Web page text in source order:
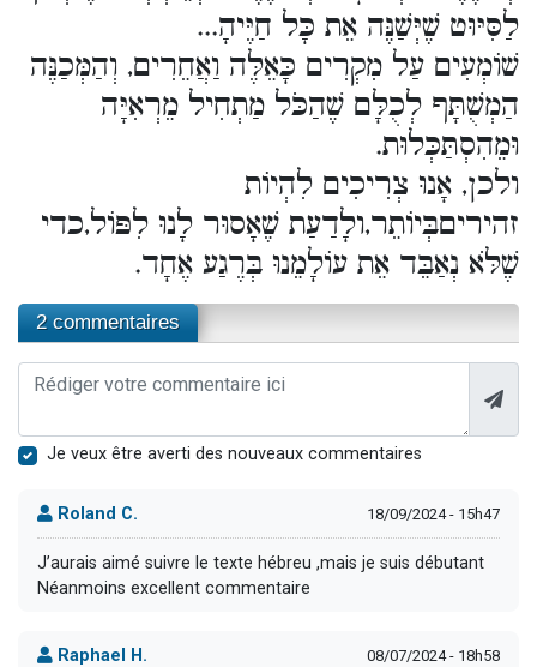
לַסִּיּוּט שֶׁיְּשַׁנֶּה אֵת כָּל חַיֶּיהָ...
שׁוֹמְעִים עַל מִקְרִים כָּאֵלֶּה וַאֲחֵרִים, וְהַמְּכַנֶּה
הַמְשֻׁתָּף לְכֻלָּם שֶׁהַכֹּל מַתְחִיל מֵרְאִיָּה
וּמֵהִסְתַּכְּלוּת.
ולכן, אָנוּ צְרִיכִים לִהְיוֹת
זהיריםבְּיוֹתֵר,ולָדַעַת שֶׁאָסוּר לָנוּ לִפּוֹל,כדי
שֶׁלֹּא נְאַבֵּד אֵת עוֹלָמֵנוּ בְּרֶגַע אֶחָד.
2 commentaires
Je veux être averti des nouveaux commentaires
Roland C. 18/09/2024 - 15h47
J’aurais aimé suivre le texte hébreu ,mais je suis débutant
Néanmoins excellent commentaire
Raphael H. 08/07/2024 - 18h58